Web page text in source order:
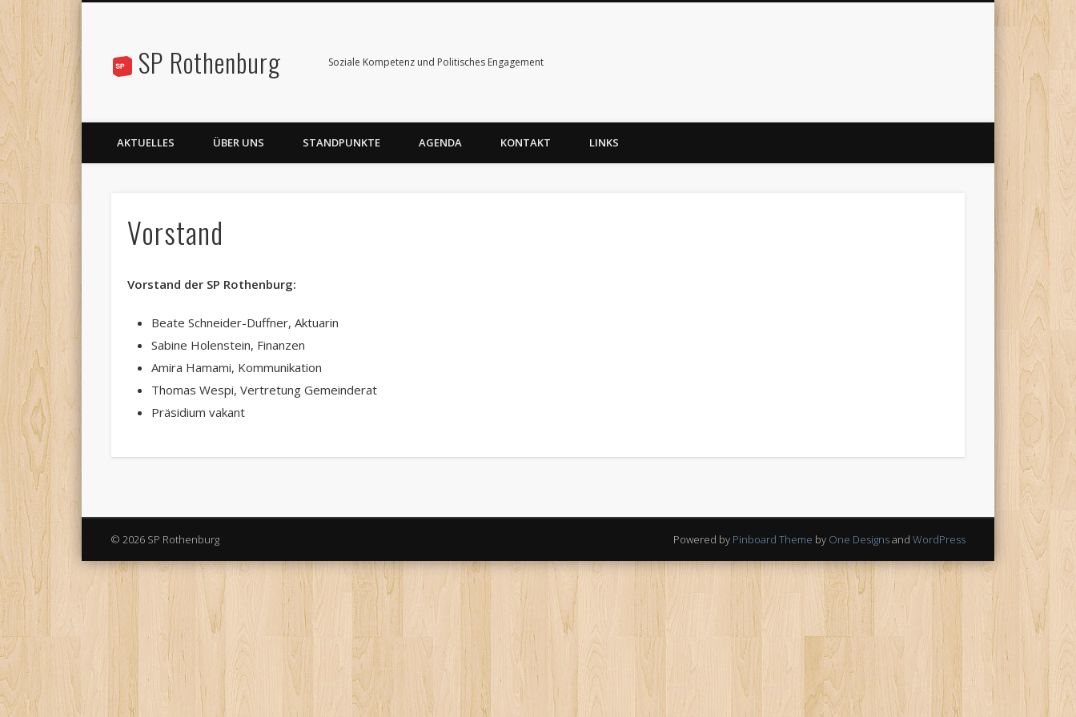
SP Rothenburg Soziale Kompetenz und Politisches Engagement
AKTUELLES ÜBER UNS STANDPUNKTE AGENDA KONTAKT LINKS
Vorstand
Vorstand der SP Rothenburg:
Beate Schneider-Duffner, Aktuarin
Sabine Holenstein, Finanzen
Amira Hamami, Kommunikation
Thomas Wespi, Vertretung Gemeinderat
Präsidium vakant
© 2026 SP Rothenburg Powered by Pinboard Theme by One Designsand WordPress